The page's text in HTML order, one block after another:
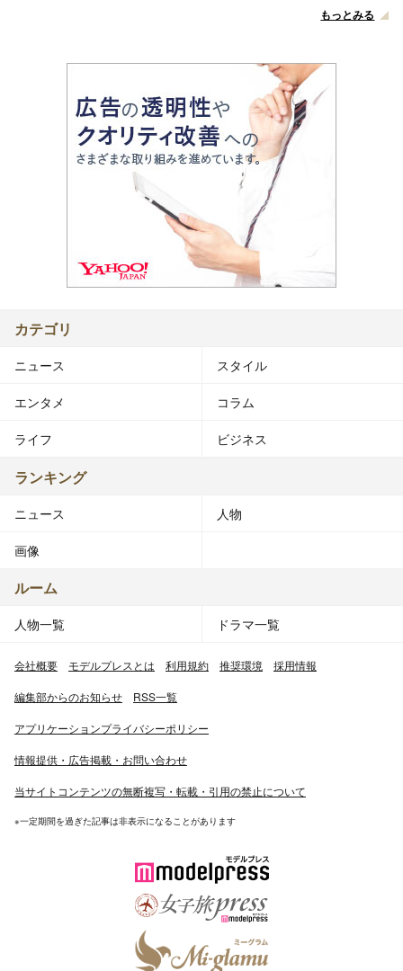
もっとみる
カテゴリ
ニュース スタイル
エンタメ コラム
ライフ ビジネス
ランキング
ニュース 人物
画像
ルーム
人物一覧 ドラマ一覧
会社概要 モデルプレスとは 利用規約 推奨環境 採用情報
編集部からのお知らせ RSS一覧
アプリケーションプライバシーポリシー
情報提供・広告掲載・お問い合わせ
当サイトコンテンツの無断複写・転載・引用の禁止について
※一定期間を過ぎた記事は非表示になることがあります